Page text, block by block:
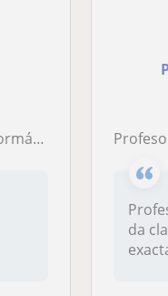
y geografía.
Profesor en español o ingles,
da